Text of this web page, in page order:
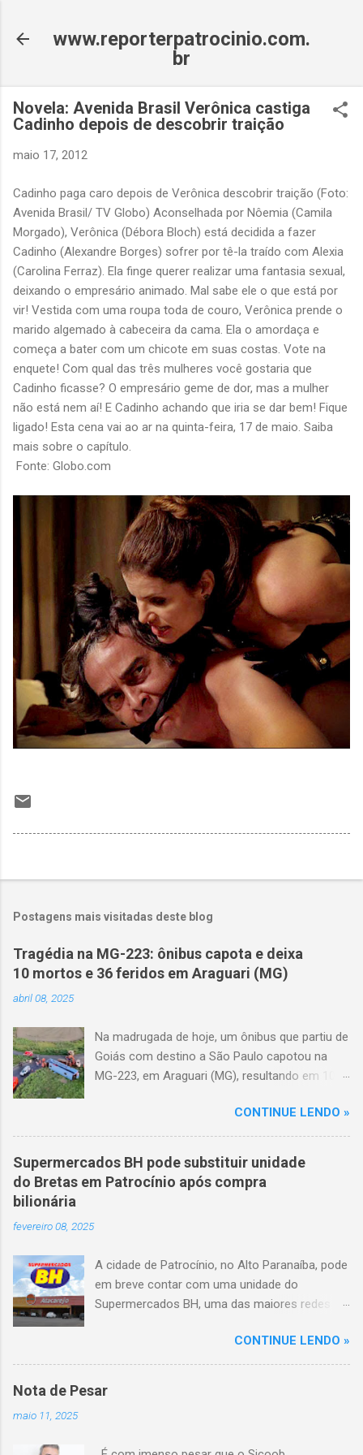
www.reporterpatrocinio.com.
br
Novela: Avenida Brasil Verônica castiga
Cadinho depois de descobrir traição
maio 17, 2012
Cadinho paga caro depois de Verônica descobrir traição (Foto:
Avenida Brasil/ TV Globo) Aconselhada por Nôemia (Camila
Morgado), Verônica (Débora Bloch) está decidida a fazer
Cadinho (Alexandre Borges) sofrer por tê-la traído com Alexia
(Carolina Ferraz). Ela finge querer realizar uma fantasia sexual,
deixando o empresário animado. Mal sabe ele o que está por
vir! Vestida com uma roupa toda de couro, Verônica prende o
marido algemado à cabeceira da cama. Ela o amordaça e
começa a bater com um chicote em suas costas. Vote na
enquete! Com qual das três mulheres você gostaria que
Cadinho ficasse? O empresário geme de dor, mas a mulher
não está nem aí! E Cadinho achando que iria se dar bem! Fique
ligado! Esta cena vai ao ar na quinta-feira, 17 de maio. Saiba
mais sobre o capítulo.
Fonte: Globo.com
Postagens mais visitadas deste blog
Tragédia na MG-223: ônibus capota e deixa
10 mortos e 36 feridos em Araguari (MG)
abril 08, 2025
Na madrugada de hoje, um ônibus que partiu de
Goiás com destino a São Paulo capotou na
MG-223, em Araguari (MG), resultando em 10
volta das 3h40, próximo ao trevo de Queixinho,
quando o motorista perdeu o controle do
veículo, atravessou o canteiro central e
capotou em uma alça de acesso. Entre as
vítimas fatais, há duas crianças de
CONTINUE LENDO »
Supermercados BH pode substituir unidade
do Bretas em Patrocínio após compra
bilionária
fevereiro 08, 2025
A cidade de Patrocínio, no Alto Paranaíba, pode
em breve contar com uma unidade do
Supermercados BH, uma das maiores redes do
o braço mineiro da rede Bretas por R$ 716
milhões, conforme anunciado na última sexta-
CONTINUE LENDO »
Nota de Pesar
maio 11, 2025